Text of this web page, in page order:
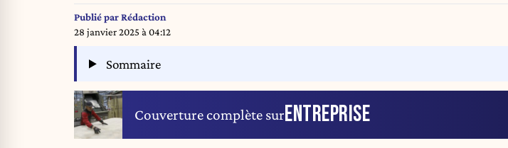
the
Publié parRédaction
28 janvier 2025 à 04:12
Sommaire
Couverture complète surENTREPRISE